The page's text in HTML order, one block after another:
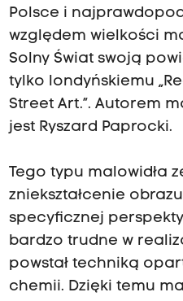
Polsce i
względem wielkości
Solny Świat swoją
tylko londyńskiemu
Street Art.”. Autorem
jest Ryszard Paprocki.
Tego typu malowidła
zniekształcenie
specyficznej
bardzo trudne w
powstał techniką
chemii. Dzięki temu